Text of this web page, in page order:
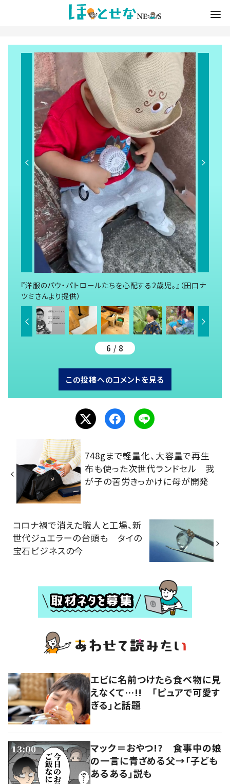
『洋服のパウ・パトロールたちを心配する2歳児。』（田口ナ
ツミさんより提供）
6 / 8
この投稿へのコメントを見る
748gまで軽量化、大容量で再生
布も使った次世代ランドセル 我
が子の苦労きっかけに母が開発
コロナ禍で消えた職人と工場、新
世代ジュエラーの台頭も タイの
宝石ビジネスの今
エビに名前つけたら食べ物に見
えなくて…!! 「ピュアで可愛す
ぎる」と話題
マック＝おやつ!? 食事中の娘
の一言に青ざめる父→「子ども
あるある」説も